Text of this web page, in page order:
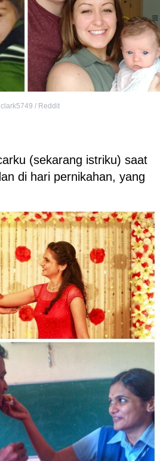
clark5749 / Reddit
(sekarang istriku) saat
di hari pernikahan, yang